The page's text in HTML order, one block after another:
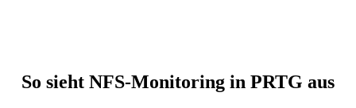
So sieht NFS-Monitoring in PRTG aus